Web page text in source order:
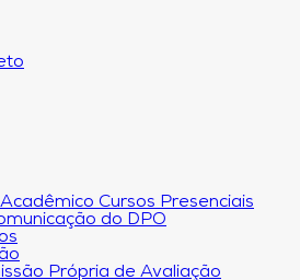
Cursos Presenciais
do DPO
Própria de Avaliação